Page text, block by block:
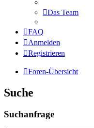
Das Team
FAQ
Anmelden
Registrieren
Foren-Übersicht
Suche
Suchanfrage